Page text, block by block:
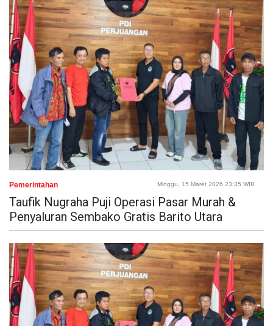
Pemerintahan Minggu, 15 Maret 2026 23:35 WIB
Taufik Nugraha Puji Operasi Pasar Murah &
Penyaluran Sembako Gratis Barito Utara